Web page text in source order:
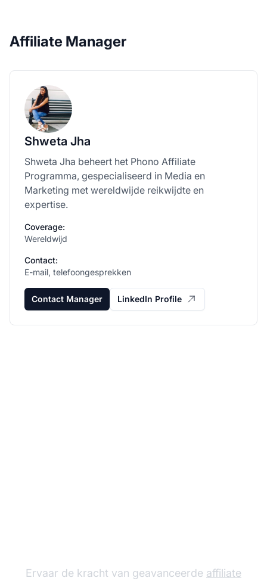
Affiliate Manager
Shweta Jha
Shweta Jha beheert het Phono Affiliate
Programma, gespecialiseerd in Media en
Marketing met wereldwijde reikwijdte en
expertise.
Coverage:
Wereldwijd
Contact:
E-mail, telefoongesprekken
Contact Manager LinkedIn Profile
Ervaar de kracht van geavanceerde affiliate